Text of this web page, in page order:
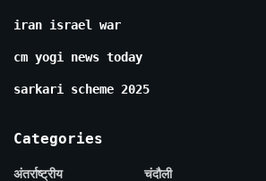
iran israel war
cm yogi news today
sarkari scheme 2025
Categories
अंतर्राष्ट्रीय
चंदौली